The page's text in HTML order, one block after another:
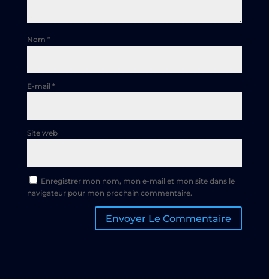
Nom *
E-mail *
Site web
Enregistrer mon nom, mon e-mail et mon site dans le
navigateur pour mon prochain commentaire.